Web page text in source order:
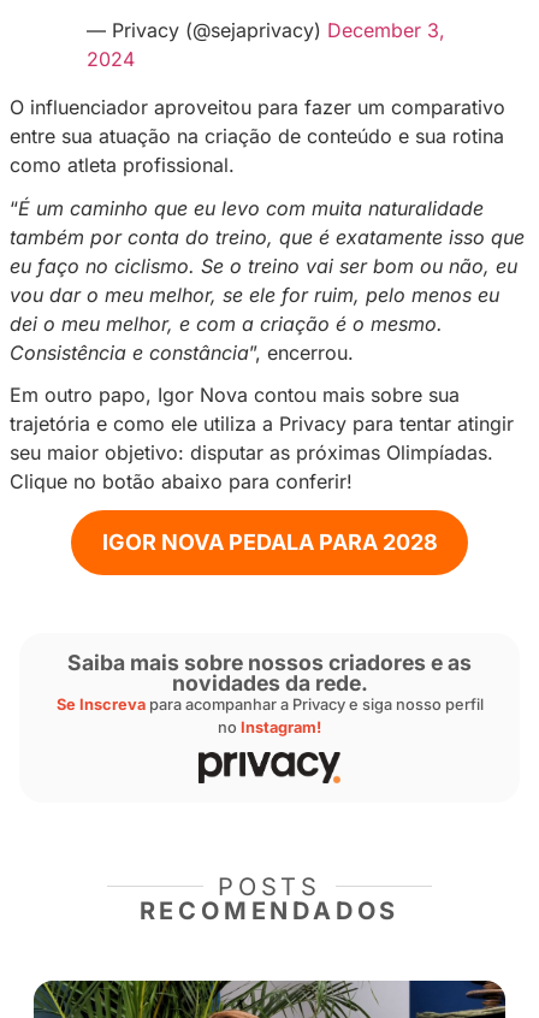
flopar, ninguém viu”, destacou.
inspiração para todos os seus
seguidores. Em entrevista especial
o nosso blog, ele conta como a
mudou sua vida e, detalhes de sua
preparação para as Olimpíadas de
2028.
Saiba mais:https://t.co/cL1dkmQAUU
pic.twitter.com/wLLaAqQL7C
— Privacy (@sejaprivacy)December
2024
O influenciador aproveitou para fazer um
É um caminho que eu levo com muita
também por conta do treino, que é
eu faço no ciclismo. Se o treino vai ser bom
vou dar o meu melhor, se ele for ruim, pelo
Em outro papo, Igor Nova contou mais sobre
seu maior objetivo: disputar as próximas